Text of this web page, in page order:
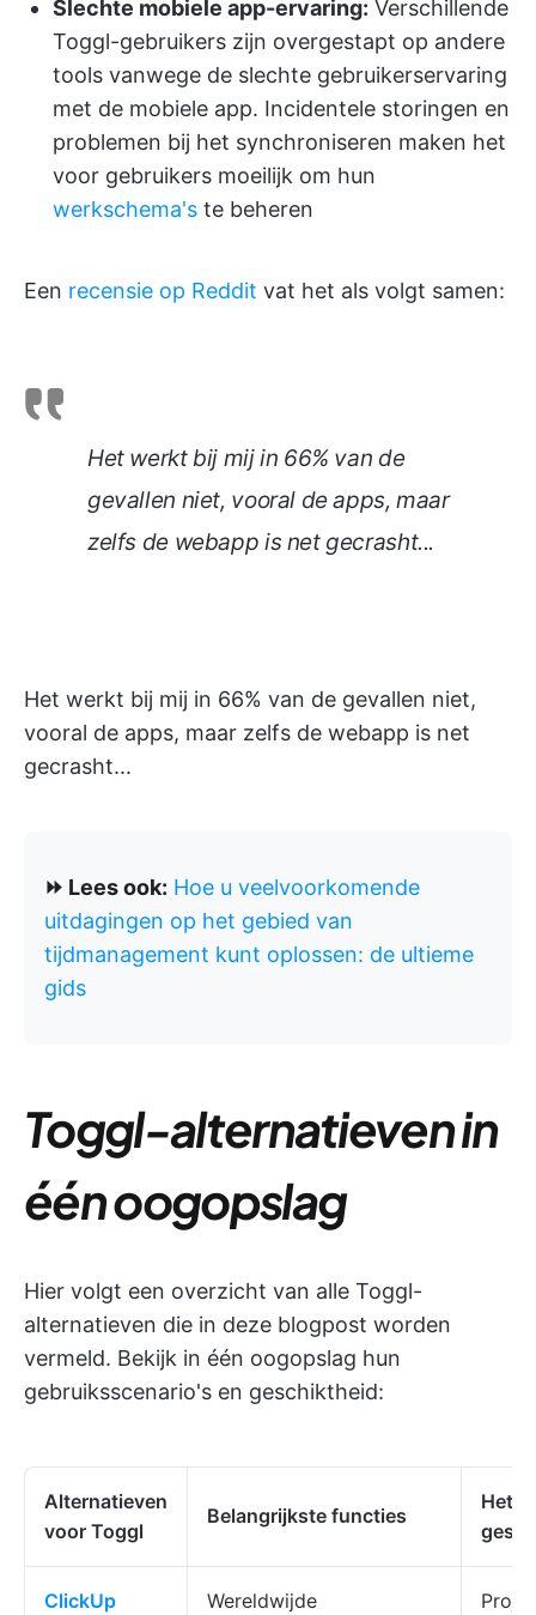
Slechte mobiele app-ervaring: Verschillende
Toggl-gebruikers zijn overgestapt op andere
tools vanwege de slechte gebruikerservaring
met de mobiele app. Incidentele storingen en
problemen bij het synchroniseren maken het
voor gebruikers moeilijk om hun
werkschema's te beheren
Een recensie op Reddit vat het als volgt samen:
Het werkt bij mij in 66% van de
gevallen niet, vooral de apps, maar
zelfs de webapp is net gecrasht...
Het werkt bij mij in 66% van de gevallen niet,
vooral de apps, maar zelfs de webapp is net
gecrasht...
⏩ Lees ook: Hoe u veelvoorkomende
uitdagingen op het gebied van
tijdmanagement kunt oplossen: de ultieme
gids
Toggl-alternatieven in
één oogopslag
Hier volgt een overzicht van alle Toggl-
alternatieven die in deze blogpost worden
vermeld. Bekijk in één oogopslag hun
gebruiksscenario's en geschiktheid:
Alternatieven
voor Toggl
Belangrijkste functies
Het
ClickUp
Wereldwijde